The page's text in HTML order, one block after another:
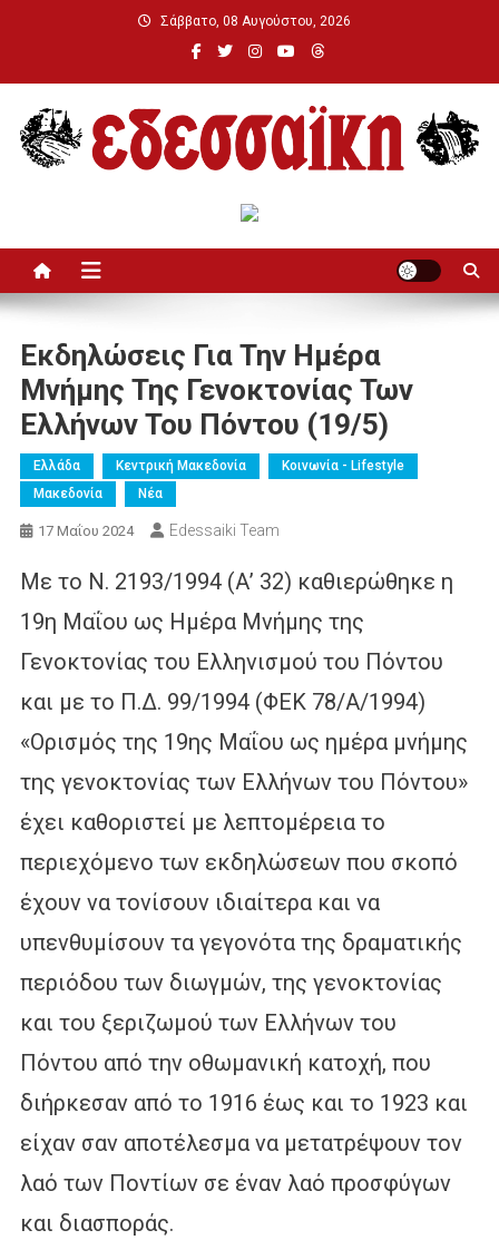
Σάββατο, 08 Αυγούστου, 2026
Εκδηλώσεις Για Την Ημέρα
Μνήμης Της Γενοκτονίας Των
Ελλήνων Του Πόντου (19/5)
Ελλάδα Κεντρική Μακεδονία
Κοινωνία - Lifestyle
Μακεδονία
Νέα
17 Μαΐου 2024 Edessaiki Team
Με το Ν. 2193/1994 (Α’ 32) καθιερώθηκε η
19η Μαΐου ως Ημέρα Μνήμης της
Γενοκτονίας του Ελληνισμού του Πόντου
και με το Π.Δ. 99/1994 (ΦΕΚ 78/Α/1994)
«Ορισμός της 19ης Μαΐου ως ημέρα μνήμης
της γενοκτονίας των Ελλήνων του Πόντου»
έχει καθοριστεί με λεπτομέρεια το
περιεχόμενο των εκδηλώσεων που σκοπό
έχουν να τονίσουν ιδιαίτερα και να
υπενθυμίσουν τα γεγονότα της δραματικής
περιόδου των διωγμών, της γενοκτονίας
και του ξεριζωμού των Ελλήνων του
Πόντου από την οθωμανική κατοχή, που
διήρκεσαν από το 1916 έως και το 1923 και
είχαν σαν αποτέλεσμα να μετατρέψουν τον
λαό των Ποντίων σε έναν λαό προσφύγων
και διασποράς.